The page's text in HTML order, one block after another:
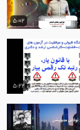
5:02
5:22